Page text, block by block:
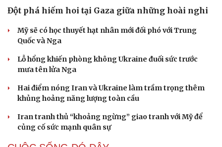
Đột phá hiếm hoi tại Gaza giữa những hoài nghi
Mỹ sẽ có học thuyết hạt nhân mới đối phó với Trung
Quốc và Nga
Lỗ hổng khiến phòng không Ukraine đuối sức trước
mưa tên lửa Nga
Hai điểm nóng Iran và Ukraine làm trầm trọng thêm
khủng hoảng năng lượng toàn cầu
Iran tranh thủ “khoảng ngừng” giao tranh với Mỹ để
củng cố sức mạnh quân sự